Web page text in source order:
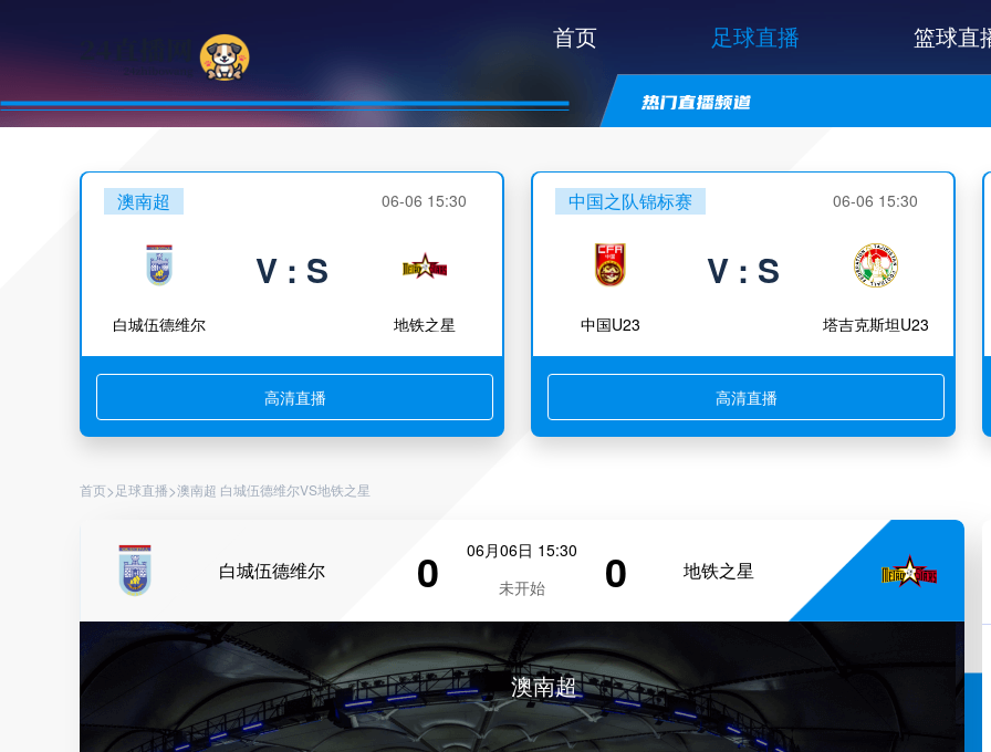
首页 足球直播 篮球直
澳南超 06-06 15:30
白城伍德维尔
V : S
地铁之星
高清直播
中国之队锦标赛 06-06 15:30
中国U23
V : S
塔吉克斯坦U23
高清直播
首页> 足球直播>澳南超 白城伍德维尔VS地铁之星
白城伍德维尔 0
06月06日 15:30
未开始
0 地铁之星
澳南超